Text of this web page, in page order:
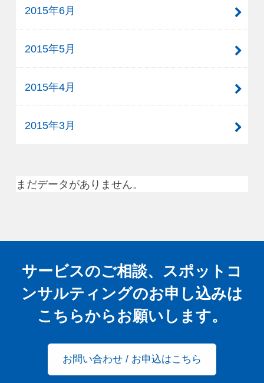
2015年6月
2015年5月
2015年4月
2015年3月
まだデータがありません。
サービスのご相談、スポットコ
ンサルティングのお申し込みは
こちらからお願いします。
お問い合わせ / お申込はこちら